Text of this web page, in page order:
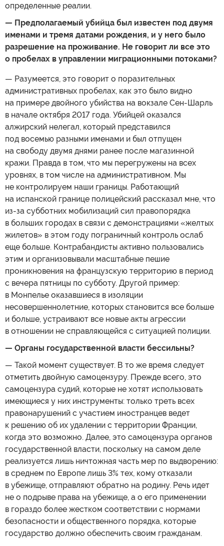
определенные реалии.
— Предполагаемый убийца был известен под двумя
именами и тремя датами рождения, и у него было
разрешение на проживание. Не говорит ли все это
о пробелах в управлении миграционными потоками?
— Разумеется, это говорит о поразительных
административных пробелах, как это было видно
на примере двойного убийства на вокзале Сен-Шарль
в начале октября 2017 года. Убийцей оказался
алжирский нелегал, который представился
под восемью разными именами и был отпущен
на свободу двумя днями ранее после магазинной
кражи. Правда в том, что мы перегружены на всех
уровнях, в том числе на административном. Мы
не контролируем наши границы. Работающий
на испанской границе полицейский рассказал мне, что
из-за субботних мобилизаций сил правопорядка
в больших городах в связи с демонстрациями «желтых
жилетов» в этом году пограничный контроль ослаб
еще больше. Контрабандисты активно пользовались
этим и организовывали масштабные пешие
проникновения на французскую территорию в период
с вечера пятницы по субботу. Другой пример:
в Монпелье оказавшиеся в изоляции
несовершеннолетние, которых становится все больше
и больше, устраивают все новые акты агрессии
в отношении не справляющейся с ситуацией полиции.
— Органы государственной власти бессильны?
— Такой момент существует. В то же время следует
отметить двойную самоцензуру. Прежде всего, это
самоцензура судий, которые не хотят использовать
имеющиеся у них инструменты: только треть всех
правонарушений с участием иностранцев ведет
к решению об их удалении с территории Франции,
когда это возможно. Далее, это самоцензура органов
государственной власти, поскольку на самом деле
реализуется лишь ничтожная часть мер по выдворению:
в среднем по Европе лишь 3% тех, кому отказали
в убежище, отправляют обратно на родину. Речь идет
не о подрыве права на убежище, а о его применении
в гораздо более жестком соответствии с нормами
безопасности и общественного порядка, которые
государство должно обеспечить своим гражданам.